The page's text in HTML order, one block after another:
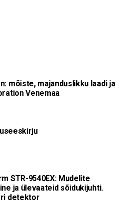
mõiste, majanduslikku laadi ja
Venemaa
STR-9540EX: Mudelite
ja ülevaateid sõidukijuhti.
detektor